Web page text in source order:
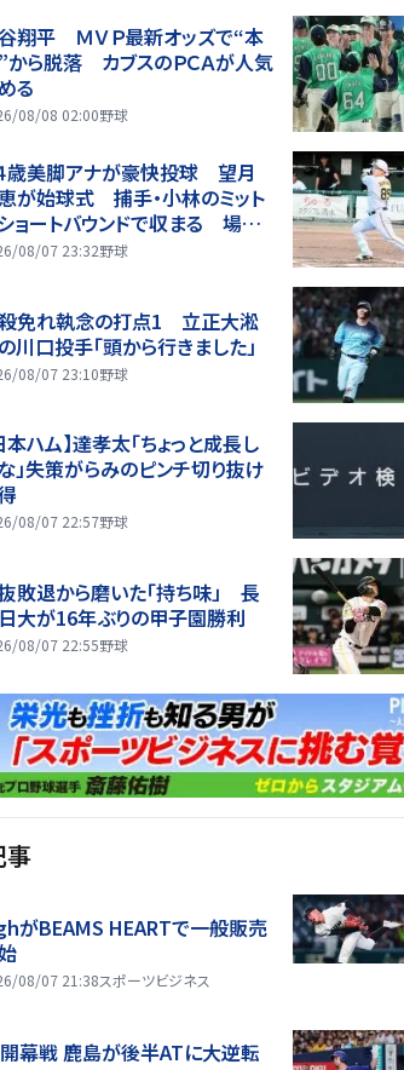
翔平 ＭＶＰ最新オッズで“本
から脱落 カブスのＰＣＡが人気
る
08/08 02:00野球
歳美脚アナが豪快投球 望月
が始球式 捕手・小林のミット
ョートバウンドで収まる 場内
08/07 23:32野球
免れ執念の打点1 立正大淞
川口投手「頭から行きました」
08/07 23:10野球
本ハム】達孝太「ちょっと成長し
」失策がらみのピンチ切り抜け
08/07 22:57野球
敗退から磨いた「持ち味」 長
大が16年ぶりの甲子園勝利
08/07 22:55野球
事
がBEAMS HEARTで一般販売
08/07 21:38スポーツビジネス
幕戦 鹿島が後半ATに大逆転